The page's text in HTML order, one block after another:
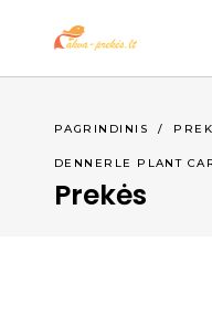
PAGRINDINIS /
DENNERLE PLANT
Prekės